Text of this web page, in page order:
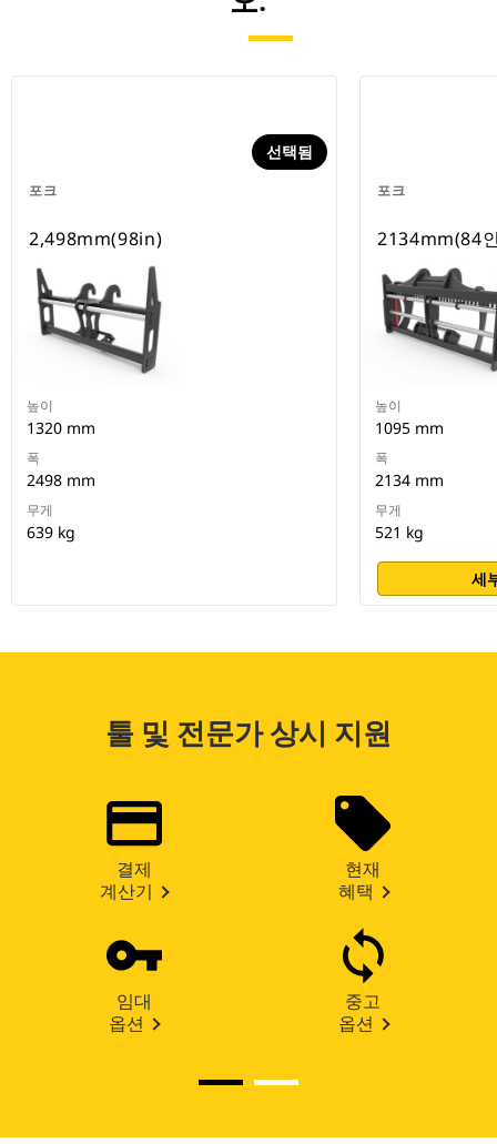
포크
선택됨
2,498mm(98in)
높이
1320 mm
폭
2498 mm
무게
639 kg
포크
2134mm(84
높이
1095 mm
폭
2134 mm
무게
521 kg
세
툴 및 전문가 상시 지원
결제
계산기
현재
혜택
임대
옵션
중고
옵션